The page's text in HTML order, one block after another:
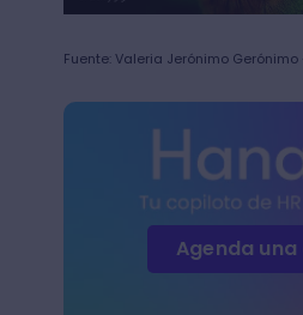
Fuente: Valeria Jerónimo
Agenda